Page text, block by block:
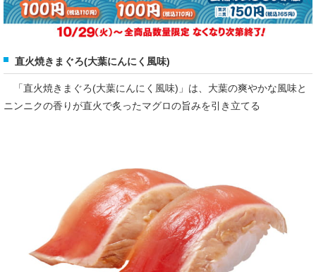
直火焼きまぐろ(大葉にんにく風味)
「直火焼きまぐろ(大葉にんにく風味)」は、大葉の爽やかな風味と
ニンニクの香りが直火で炙ったマグロの旨みを引き立てる